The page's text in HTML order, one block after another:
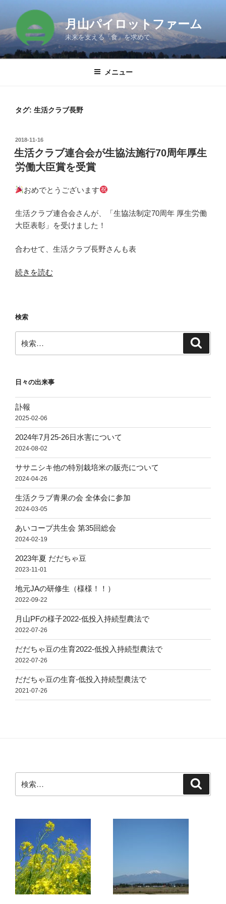
テ
ン
ツ
月山パイロットファーム
未来を支える「食」を求めて
メニュー
タグ: 生活クラブ長野
投
稿
日:
2018-11-16
生活クラブ連合会が生協法施行70周年厚生
労働大臣賞を受賞
おめでとうございます
生活クラブ連合会さんが、「生協法制定70周年 厚生労働
大臣表彰」を受けました！
合わせて、生活クラブ長野さんも表
“生
ブ
連
合
会
生
法
施
行
70
周
年
厚
生
労
働
大
臣
賞
を
受
賞”
の
続きを読む
検索
索:
日々の出来事
訃報
2025-02-06
2024年7月25-26日水害について
2024-08-02
ササニシキ他の特別栽培米の販売について
2024-04-26
生活クラブ青果の会 全体会に参加
2024-03-05
あいコープ共生会 第35回総会
2024-02-19
2023年夏 だだちゃ豆
2023-11-01
地元JAの研修生（様様！！）
2022-09-22
月山PFの様子2022-低投入持続型農法で
2022-07-26
だだちゃ豆の生育2022-低投入持続型農法で
2022-07-26
だだちゃ豆の生育-低投入持続型農法で
2021-07-26
索: